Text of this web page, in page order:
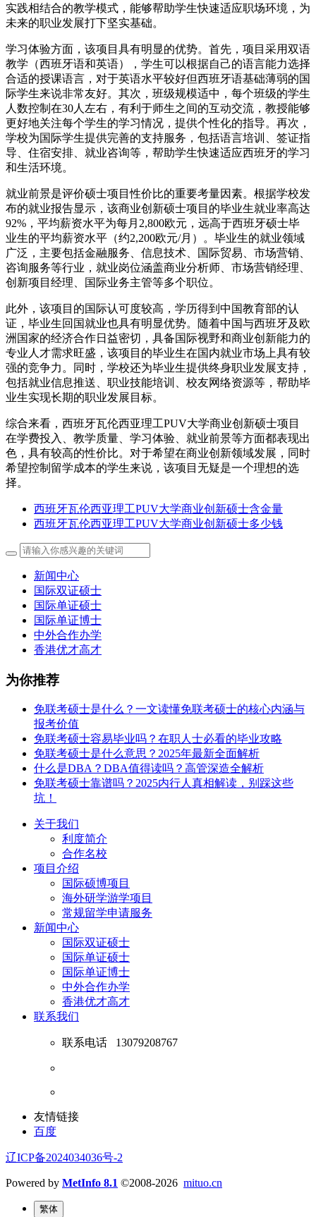
实践相结合的教学模式，能够帮助学生快速适应职场环境，为
未来的职业发展打下坚实基础。
学习体验方面，该项目具有明显的优势。首先，项目采用双语
教学（西班牙语和英语），学生可以根据自己的语言能力选择
合适的授课语言，对于英语水平较好但西班牙语基础薄弱的国
际学生来说非常友好。其次，班级规模适中，每个班级的学生
人数控制在30人左右，有利于师生之间的互动交流，教授能够
更好地关注每个学生的学习情况，提供个性化的指导。再次，
学校为国际学生提供完善的支持服务，包括语言培训、签证指
导、住宿安排、就业咨询等，帮助学生快速适应西班牙的学习
和生活环境。
就业前景是评价硕士项目性价比的重要考量因素。根据学校发
布的就业报告显示，该商业创新硕士项目的毕业生就业率高达
92%，平均薪资水平为每月2,800欧元，远高于西班牙硕士毕
业生的平均薪资水平（约2,200欧元/月）。毕业生的就业领域
广泛，主要包括金融服务、信息技术、国际贸易、市场营销、
咨询服务等行业，就业岗位涵盖商业分析师、市场营销经理、
创新项目经理、国际业务主管等多个职位。
此外，该项目的国际认可度较高，学历得到中国教育部的认
证，毕业生回国就业也具有明显优势。随着中国与西班牙及欧
洲国家的经济合作日益密切，具备国际视野和商业创新能力的
专业人才需求旺盛，该项目的毕业生在国内就业市场上具有较
强的竞争力。同时，学校还为毕业生提供终身职业发展支持，
包括就业信息推送、职业技能培训、校友网络资源等，帮助毕
业生实现长期的职业发展目标。
综合来看，西班牙瓦伦西亚理工PUV大学商业创新硕士项目
在学费投入、教学质量、学习体验、就业前景等方面都表现出
色，具有较高的性价比。对于希望在商业创新领域发展，同时
希望控制留学成本的学生来说，该项目无疑是一个理想的选
择。
西班牙瓦伦西亚理工PUV大学商业创新硕士含金量
西班牙瓦伦西亚理工PUV大学商业创新硕士多少钱
新闻中心
国际双证硕士
国际单证硕士
国际单证博士
中外合作办学
香港优才高才
为你推荐
免联考硕士是什么？一文读懂免联考硕士的核心内涵与
报考价值
免联考硕士容易毕业吗？在职人士必看的毕业攻略
免联考硕士是什么意思？2025年最新全面解析
什么是DBA？DBA值得读吗？高管深造全解析
免联考硕士靠谱吗？2025内行人真相解读，别踩这些
坑！
关于我们
利度简介
合作名校
项目介绍
国际硕博项目
海外研学游学项目
常规留学申请服务
新闻中心
国际双证硕士
国际单证硕士
国际单证博士
中外合作办学
香港优才高才
联系我们
联系电话 13079208767
友情链接
百度
辽ICP备2024034036号-2
Powered by MetInfo 8.1 ©2008-2026 mituo.cn
繁体